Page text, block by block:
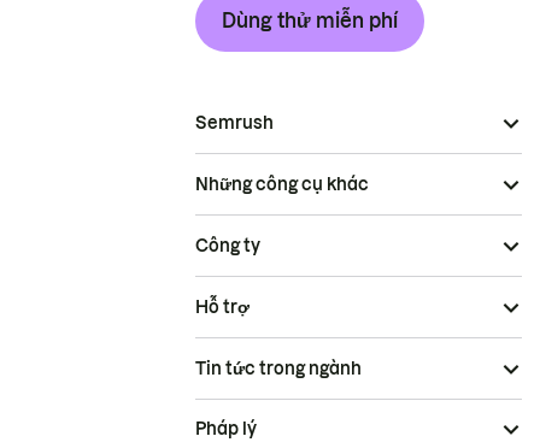
Dùng thử miễn phí
Semrush
Những công cụ khác
Công ty
Hỗ trợ
Tin tức trong ngành
Pháp lý